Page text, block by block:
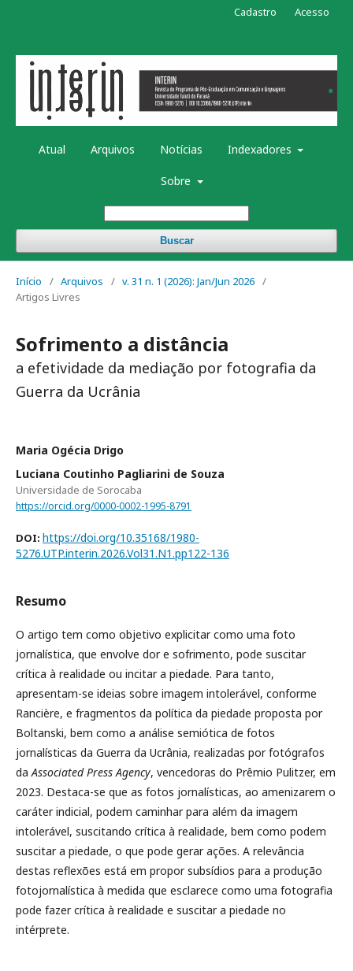
Atual Arquivos Notícias Indexadores
Sobre
Buscar
Cadastro Acesso
Início / Arquivos / v. 31 n. 1 (2026): Jan/Jun 2026 /
Artigos Livres
Sofrimento a distância
a efetividade da mediação por fotografia da
Guerra da Ucrânia
Maria Ogécia Drigo
Luciana Coutinho Pagliarini de Souza
Universidade de Sorocaba
https://orcid.org/0000-0002-1995-8791
DOI: https://doi.org/10.35168/1980-
5276.UTP.interin.2026.Vol31.N1.pp122-136
Resumo
O artigo tem como objetivo explicitar como uma foto
jornalística, que envolve dor e sofrimento, pode suscitar
crítica à realidade ou incitar a piedade. Para tanto,
apresentam-se ideias sobre imagem intolerável, conforme
Rancière, e fragmentos da política da piedade proposta por
Boltanski, bem como a análise semiótica de fotos
jornalísticas da Guerra da Ucrânia, realizadas por fotógrafos
daAssociated Press Agency, vencedoras do Prêmio Pulitzer, em
2023. Destaca-se que as fotos jornalísticas, ao amenizarem o
caráter indicial, podem caminhar para além da imagem
intolerável, suscitando crítica à realidade, bem como podem
suscitar a piedade, o que pode gerar ações. A relevância
destas reflexões está em propor subsídios para a produção
fotojornalística à medida que esclarece como uma fotografia
pode fazer crítica à realidade e suscitar a piedade no
intérprete.